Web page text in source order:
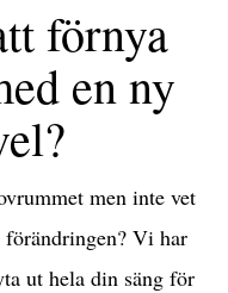
förnya
en ny
men inte vet
Vi har
ut hela din säng för